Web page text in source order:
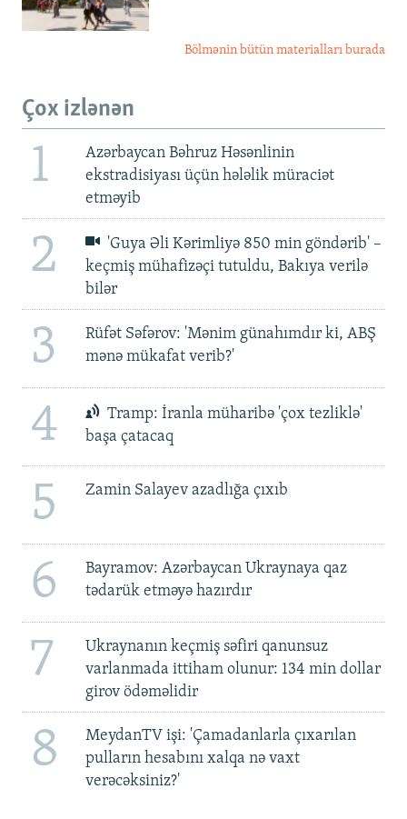
Bölmənin bütün materialları burada
Çox izlənən
1
Azərbaycan Bəhruz Həsənlinin
ekstradisiyası üçün hələlik müraciət
etməyib
2
'Guya Əli Kərimliyə 850 min göndərib' –
keçmiş mühafizəçi tutuldu, Bakıya verilə
bilər
3
Rüfət Səfərov: 'Mənim günahımdır ki, ABŞ
mənə mükafat verib?'
4
Tramp: İranla müharibə 'çox tezliklə'
başa çatacaq
5 Zamin Salayev azadlığa çıxıb
6
Bayramov: Azərbaycan Ukraynaya qaz
tədarük etməyə hazırdır
7
Ukraynanın keçmiş səfiri qanunsuz
varlanmada ittiham olunur: 134 min dollar
girov ödəməlidir
8
MeydanTV işi: 'Çamadanlarla çıxarılan
pulların hesabını xalqa nə vaxt
verəcəksiniz?'